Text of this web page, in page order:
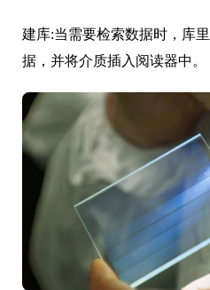
建库:当需要检索数据时，库
据，并将介质插入阅读器中。